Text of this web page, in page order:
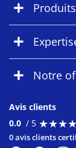
Produits
Notre
Avis clients
0.0 / 5 ★★★★
★★★★
0 avis clients